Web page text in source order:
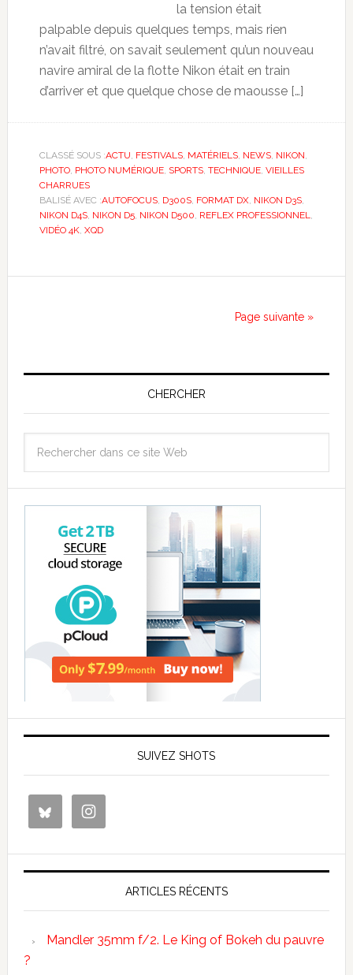
la tension était
palpable depuis quelques temps, mais rien
n’avait filtré, on savait seulement qu’un nouveau
navire amiral de la flotte Nikon était en train
d’arriver et que quelque chose de maousse […]
CLASSÉ SOUS :ACTU FESTIVALS, MATÉRIELS, NEWS, NIKON
PHOTO, PHOTO NUMÉRIQUE, SPORTS, TECHNIQUE, VIEILLES
CHARRUES
BALISÉ AVEC :AUTOFOCUS, D300S, FORMAT DX, NIKON D3S,
NIKON D4S, NIKON D5, NIKON D500 REFLEX PROFESSIONNEL
VIDÉO 4K, XQD
Page suivante »
CHERCHER
SUIVEZ SHOTS
ARTICLES RÉCENTS
Mandler 35mm f/2. Le King of Bokeh du pauvre
?